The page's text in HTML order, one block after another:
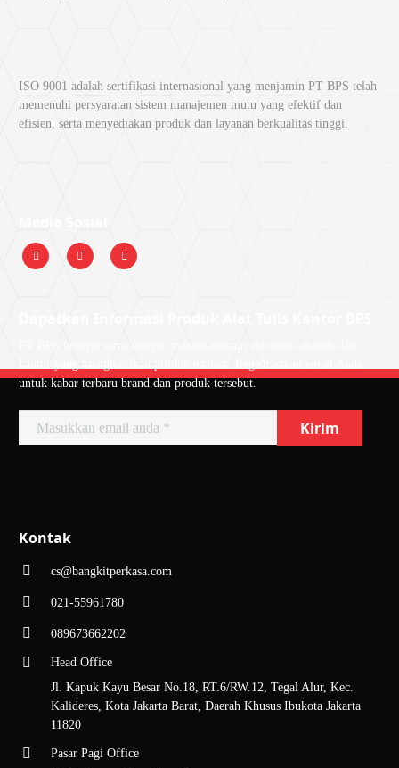
ISO 9001 adalah sertifikasi internasional yang menjamin PT BPS telah
memenuhi persyaratan sistem manajemen mutu yang efektif dan
efisien, serta menyediakan produk dan layanan berkualitas tinggi.
untuk kabar terbaru brand dan produk tersebut.
Kontak
cs@bangkitperkasa.com
021-55961780
089673662202
Head Office
Jl. Kapuk Kayu Besar No.18, RT.6/RW.12, Tegal Alur, Kec.
Kalideres, Kota Jakarta Barat, Daerah Khusus Ibukota Jakarta
11820
Pasar Pagi Office